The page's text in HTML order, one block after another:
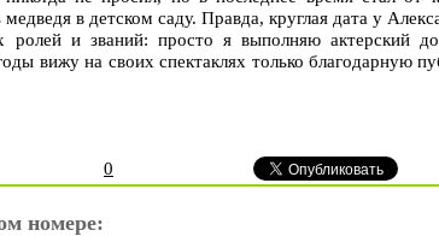
в детском саду. Правда, круглая дата у
и званий: просто я выполняю актерский
вижу на своих спектаклях только благодарную
0
номере: